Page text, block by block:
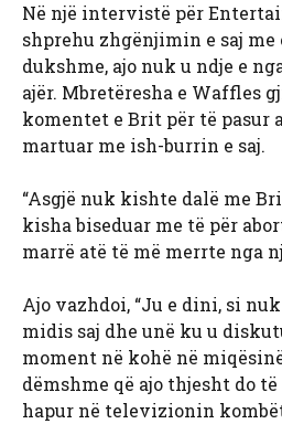
Në një intervistë për
shprehu zhgënjimin e saj me
dukshme, ajo nuk u ndje e
ajër. Mbretëresha e Waffles
komentet e Brit për të pasur
martuar me ish-burrin e saj.
“Asgjë nuk kishte dalë me
kisha biseduar me të për
marrë atë të më merrte nga
Ajo vazhdoi, “Ju e dini, si
midis saj dhe unë ku u
moment në kohë në
dëmshme që ajo thjesht do
hapur në televizionin